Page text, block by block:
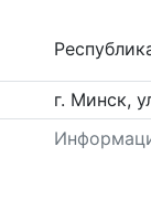
г. Минск,